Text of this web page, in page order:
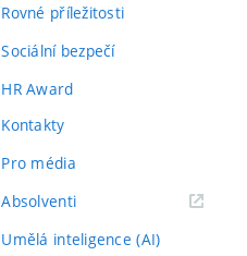
Rovné příležitosti
Sociální bezpečí
HR Award
Kontakty
Pro média
Absolventi(externí
Umělá inteligence (AI)